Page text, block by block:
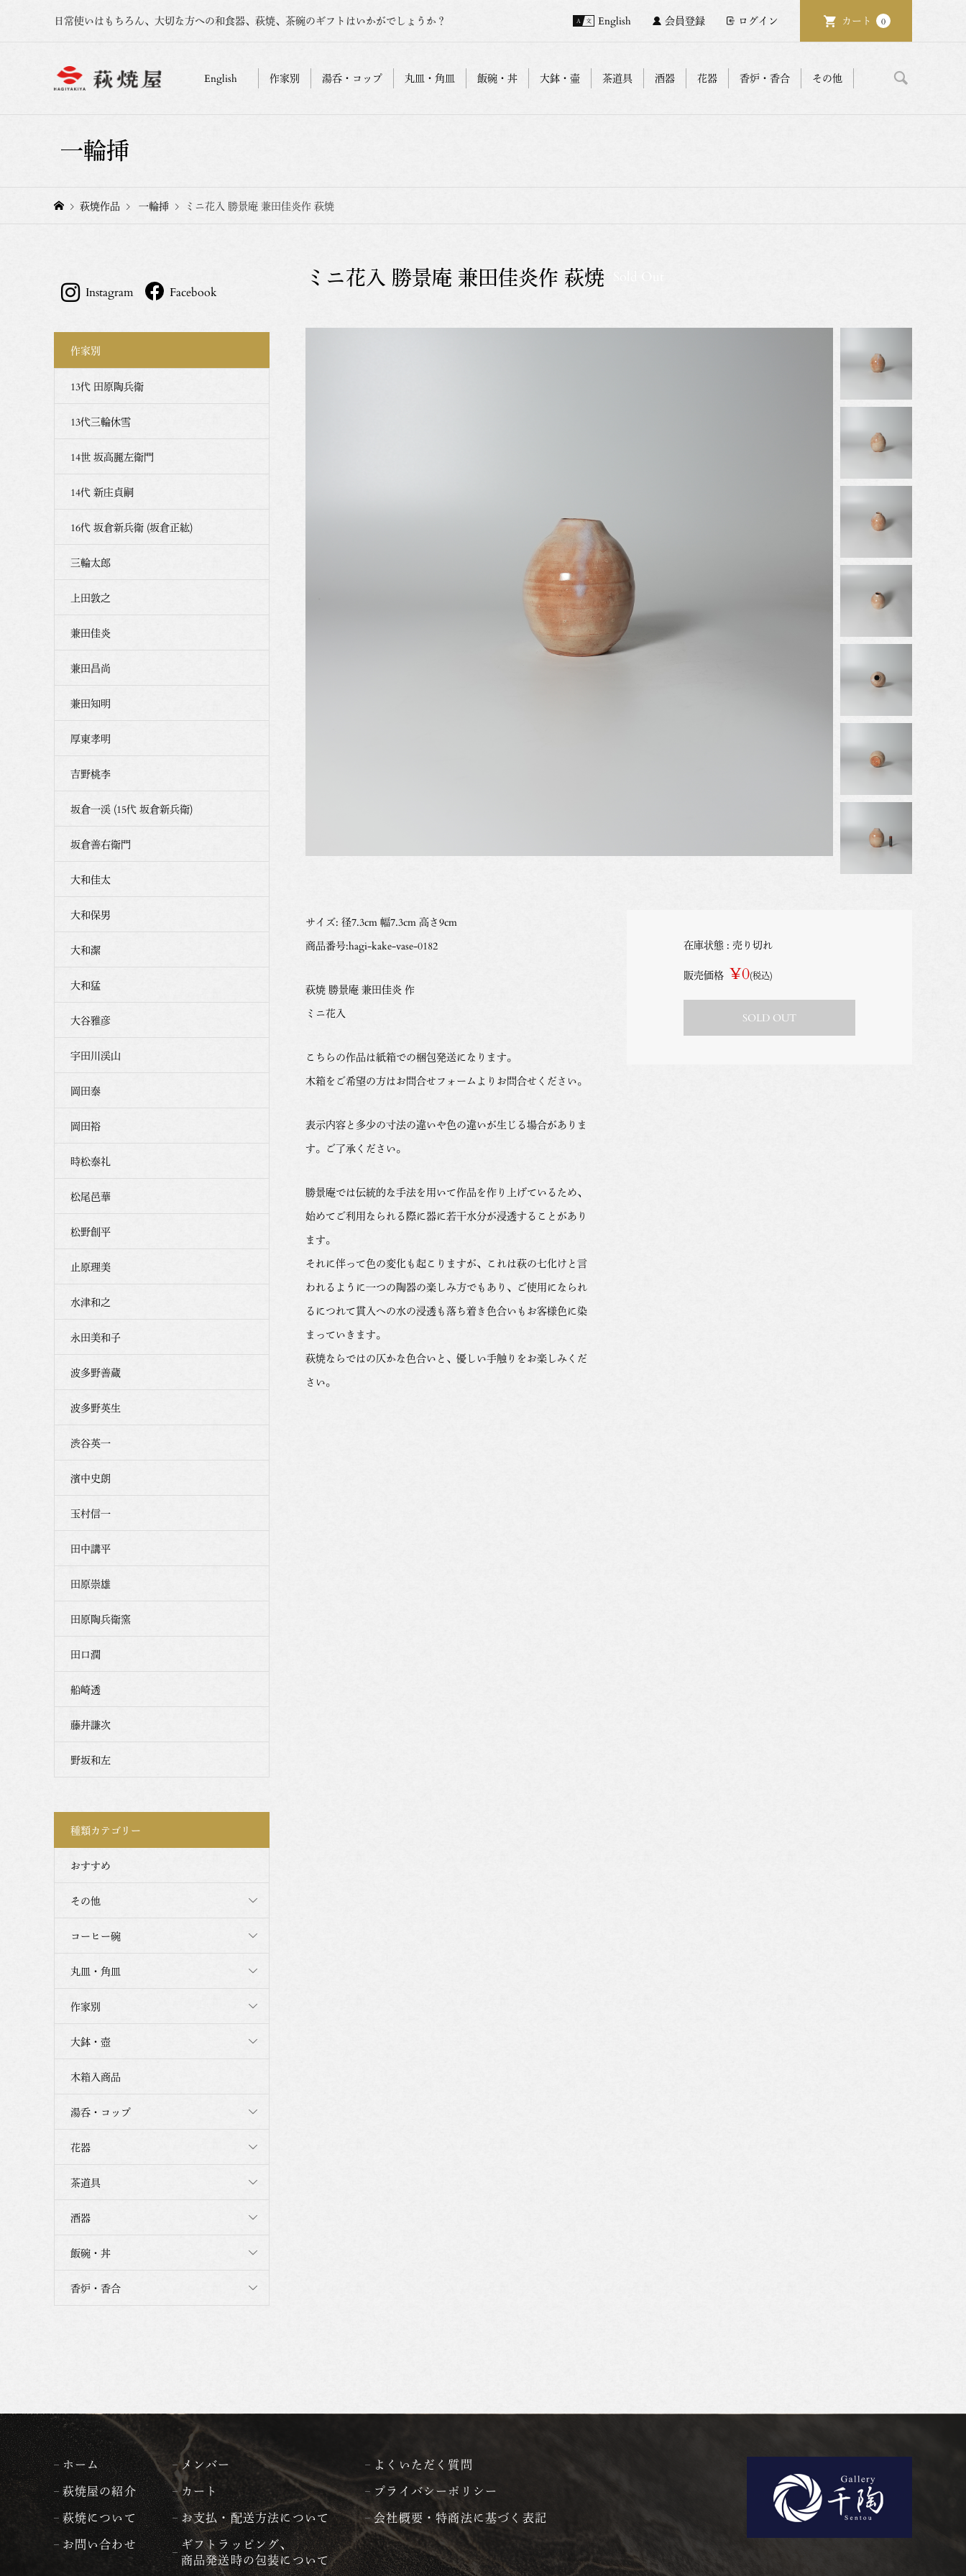
日常使いはもちろん、大切な方への和食器、萩焼、茶碗のギフトはいかがでしょうか？ English 会員登録 ログイン カート 0
English 作家別 湯呑・コップ 丸皿・角皿 飯碗・丼 大鉢・壷 茶道具 酒器 花器 香炉・香合 その他
一輪挿
萩焼作品 一輪挿 ミニ花入 勝景庵 兼田佳炎作 萩焼
ミニ花入 勝景庵 兼田佳炎作 萩焼
サイズ: 径7.3cm 幅7.3cm 高さ9cm
商品番号:hagi-kake-vase-0182
萩焼 勝景庵 兼田佳炎 作
ミニ花入
こちらの作品は紙箱での梱包発送になります。
木箱をご希望の方はお問合せフォームよりお問合せください。
表示内容と多少の寸法の違いや色の違いが生じる場合がありま
す。ご了承ください。
勝景庵では伝統的な手法を用いて作品を作り上げているため、
始めてご利用なられる際に器に若干水分が浸透することがあり
ます。
それに伴って色の変化も起こりますが、これは萩の七化けと言
われるように一つの陶器の楽しみ方でもあり、ご使用になられ
るにつれて貫入への水の浸透も落ち着き色合いもお客様色に染
まっていきます。
萩焼ならではの仄かな色合いと、優しい手触りをお楽しみくだ
さい。
在庫状態 : 売り切れ
販売価格 ¥0(税込)
SOLD OUT
Instagram Facebook
作家別
13代 田原陶兵衛
13代三輪休雪
14世 坂高麗左衛門
14代 新庄貞嗣
16代 坂倉新兵衛 (坂倉正紘)
三輪太郎
上田敦之
兼田佳炎
兼田昌尚
兼田知明
厚東孝明
吉野桃李
坂倉一渓 (15代 坂倉新兵衛)
坂倉善右衛門
大和佳太
大和保男
大和潔
大和猛
大谷雅彦
宇田川渓山
岡田泰
岡田裕
時松泰礼
松尾邑華
松野創平
止原理美
水津和之
永田美和子
波多野善蔵
波多野英生
渋谷英一
濱中史朗
玉村信一
田中講平
田原崇雄
田原陶兵衛窯
田口潤
船崎透
藤井謙次
野坂和左
種類カテゴリー
おすすめ
その他
コーヒー碗
丸皿・角皿
作家別
大鉢・壺
木箱入商品
湯呑・コップ
花器
茶道具
酒器
飯碗・丼
香炉・香合
ホーム
萩焼屋の紹介
萩焼について
お問い合わせ
メンバー
カート
お支払・配送方法について
ギフトラッピング、
商品発送時の包装について
よくいただく質問
プライバシーポリシー
会社概要・特商法に基づく表記